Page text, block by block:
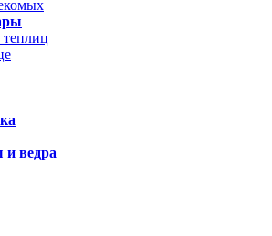
теплиц
и ведра